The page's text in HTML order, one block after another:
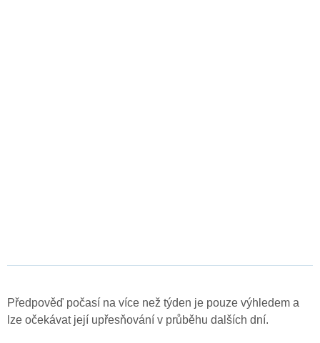
Předpověď počasí na více než týden je pouze výhledem a
lze očekávat její upřesňování v průběhu dalších dní.